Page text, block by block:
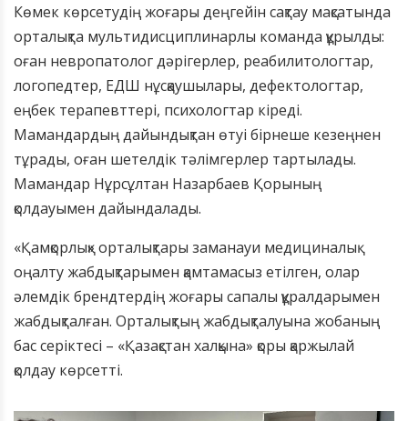
Көмек көрсетудің жоғары деңгейін сақтау мақсатында
орталықта мультидисциплинарлы команда құрылды:
оған невропатолог дәрігерлер, реабилитологтар,
логопедтер, ЕДШ нұсқаушылары, дефектологтар,
еңбек терапевттері, психологтар кіреді.
Мамандардың дайындықтан өтуі бірнеше кезеңнен
тұрады, оған шетелдік тәлімгерлер тартылады.
Мамандар Нұрсұлтан Назарбаев Қорының
қолдауымен дайындалады.
«Қамқорлық» орталықтары заманауи медициналық
оңалту жабдықтарымен қамтамасыз етілген, олар
әлемдік брендтердің жоғары сапалы құралдарымен
жабдықталған. Орталықтың жабдықталуына жобаның
бас серіктесі – «Қазақстан халқына» қоры қаржылай
қолдау көрсетті.